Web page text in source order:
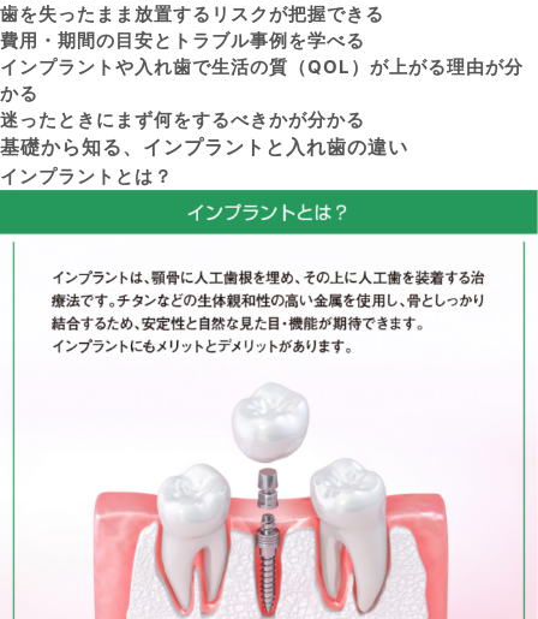
歯を失ったまま放置するリスクが把握できる
費用・期間の目安とトラブル事例を学べる
インプラントや入れ歯で生活の質（QOL）が上がる理由が分
かる
迷ったときにまず何をするべきかが分かる
基礎から知る、インプラントと入れ歯の違い
インプラントとは？